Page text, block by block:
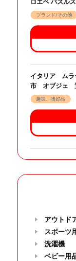
ロエベ パズル
ブランド/その他
イタリア ム
市 オブジェ
趣味、嗜好品
アウトド
スポーツ
洗濯機
ベビー用